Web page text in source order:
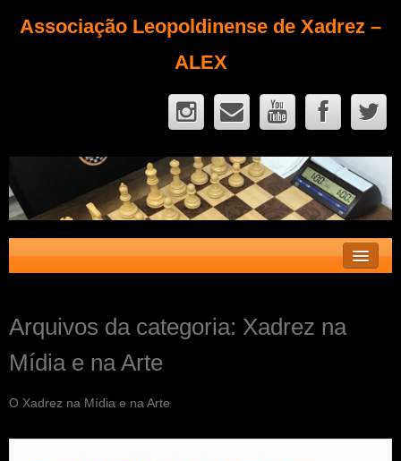
Associação Leopoldinense de Xadrez –
ALEX
Fique Sócio
Quem Somos?
Calendário
Arquivos da categoria: Xadrez na
Mídia e na Arte
O Xadrez na Mídia e na Arte